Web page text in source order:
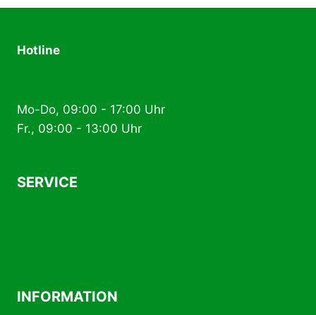
Hotline
Mo-Do, 09:00 - 17:00 Uhr
Fr., 09:00 - 13:00 Uhr
SERVICE
INFORMATION